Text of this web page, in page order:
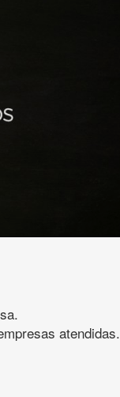
atendidas.